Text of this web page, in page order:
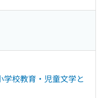
学校教育・児童文学と